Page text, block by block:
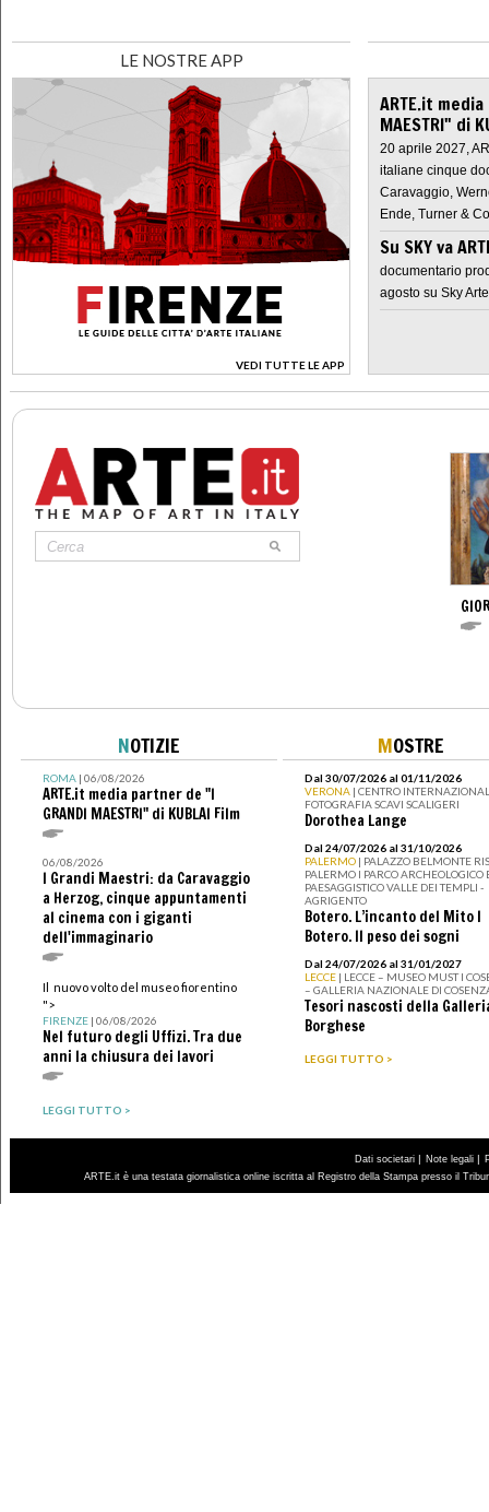
LE NOSTRE APP
VEDI TUTTE LE APP
>
ARTE.it
MAESTRI" di
20 aprile 2027,
italiane cinque
Caravaggio,
Ende, Turner &
Su SKY va
documentario
agosto su Sky Arte
NOTIZIE
ROMA| 06/08/2026
ARTE.it media partner de "I
GRANDI MAESTRI" di KUBLAI Film
06/08/2026
I Grandi Maestri: da Caravaggio
a Herzog, cinque appuntamenti
al cinema con i giganti
dell'immaginario
Il nuovo volto del museo fiorentino
">
FIRENZE| 06/08/2026
Nel futuro degli Uffizi. Tra due
anni la chiusura dei lavori
LEGGI TUTTO >
MOSTRE
Dal 30/07/2026 al 01/11/2026
VERONA | CENTRO
FOTOGRAFIA SCAVI SCALIGERI
Dorothea Lange
Dal 24/07/2026 al 31/10/2026
PALERMO | PALAZZO BELMONTE
PALERMO I PARCO ARCHEOLOGICO
PAESAGGISTICO VALLE DEI TEMPLI -
AGRIGENTO
Botero. L’incanto del Mito I
Botero. Il peso dei sogni
Dal 24/07/2026 al 31/01/2027
LECCE | LECCE – MUSEO MUST I
– GALLERIA NAZIONALE DI
Tesori nascosti della
Borghese
LEGGI TUTTO >
Dati societari | Note legali |
ARTE.it è una testata giornalistica online iscritta al Registro della Stampa presso il